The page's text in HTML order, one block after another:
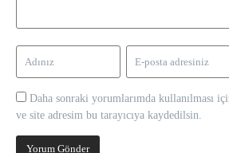
Daha sonraki yorumlarımda kullanılması
ve site adresim bu tarayıcıya kaydedilsin.